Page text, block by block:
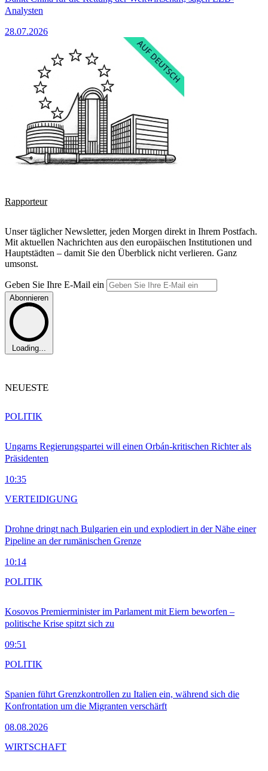
Analysten
28.07.2026
Rapporteur
Unser täglicher Newsletter, jeden Morgen direkt in Ihrem Postfach.
Mit aktuellen Nachrichten aus den europäischen Institutionen und
Hauptstädten – damit Sie den Überblick nicht verlieren. Ganz
umsonst.
Geben Sie Ihre E-Mail ein
Abonnieren
Loading...
NEUESTE
Ungarns Regierungspartei will einen Orbán-kritischen Richter als
Präsidenten
10:35
POLITIK
Drohne dringt nach Bulgarien ein und explodiert in der Nähe einer
Pipeline an der rumänischen Grenze
10:14
VERTEIDIGUNG
Kosovos Premierminister im Parlament mit Eiern beworfen –
politische Krise spitzt sich zu
09:51
POLITIK
Spanien führt Grenzkontrollen zu Italien ein, während sich die
Konfrontation um die Migranten verschärft
08.08.2026
POLITIK
WIRTSCHAFT